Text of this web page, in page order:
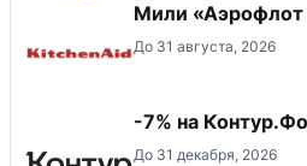
Мили «Аэрофлот
До 31 августа, 2026
-7% на
До 31 декабря, 2026